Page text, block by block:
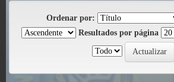
Ordenar por:
Resultados por página